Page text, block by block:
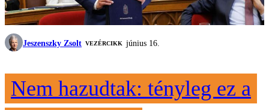
Jeszenszky Zsolt VEZÉRCIKK június 16.
Nem hazudtak: tényleg ez a